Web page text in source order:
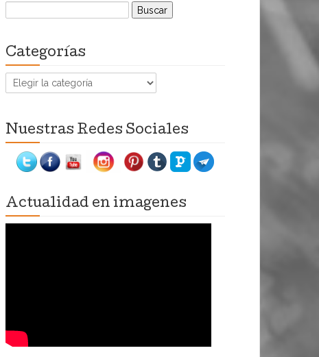
Buscar:
Categorías
Categorías
Nuestras Redes Sociales
Actualidad en imagenes